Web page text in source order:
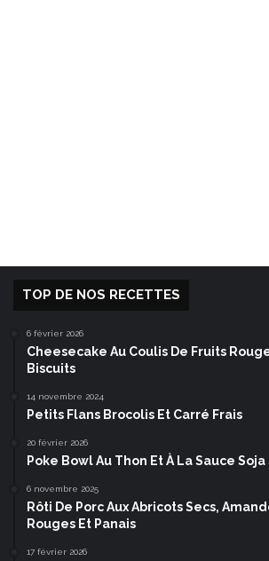
TOP DE NOS RECETTES
6 février 2026
Cheesecake Au Coulis De Fruits
Biscuits
14 novembre 2024
Petits Flans Brocolis Et Carré Frais
20 février 2026
Poke Bowl Au Thon Et À La Sauce
6 novembre 2025
Rôti De Porc Aux Abricots Secs,
Rouges Et Panais
17 février 2026